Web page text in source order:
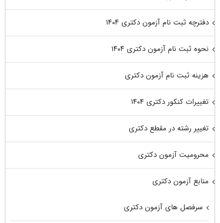
دفترچه ثبت نام آزمون دکتری ۱۴۰۴
نحوه ثبت نام آزمون دکتری ۱۴۰۴
هزینه ثبت نام آزمون دکتری
تغییرات کنکور دکتری ۱۴۰۴
تغییر رشته در مقطع دکتری
محرومیت آزمون دکتری
منابع آزمون دکتری
سرفصل های آزمون دکتری